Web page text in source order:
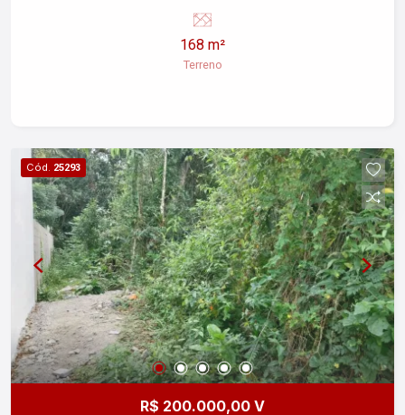
deixe seu sonho para trás coloque em
pratica.Proprietário aceita R$110.000,00,e 72
parcelas de R$ 1.023,00
168 m²
Terreno
Cód. 25293
R$ 200.000,00 V